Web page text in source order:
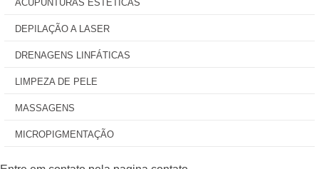
ACUPUNTURAS ESTÉTICAS
DEPILAÇÃO A LASER
DRENAGENS LINFÁTICAS
LIMPEZA DE PELE
MASSAGENS
MICROPIGMENTAÇÃO